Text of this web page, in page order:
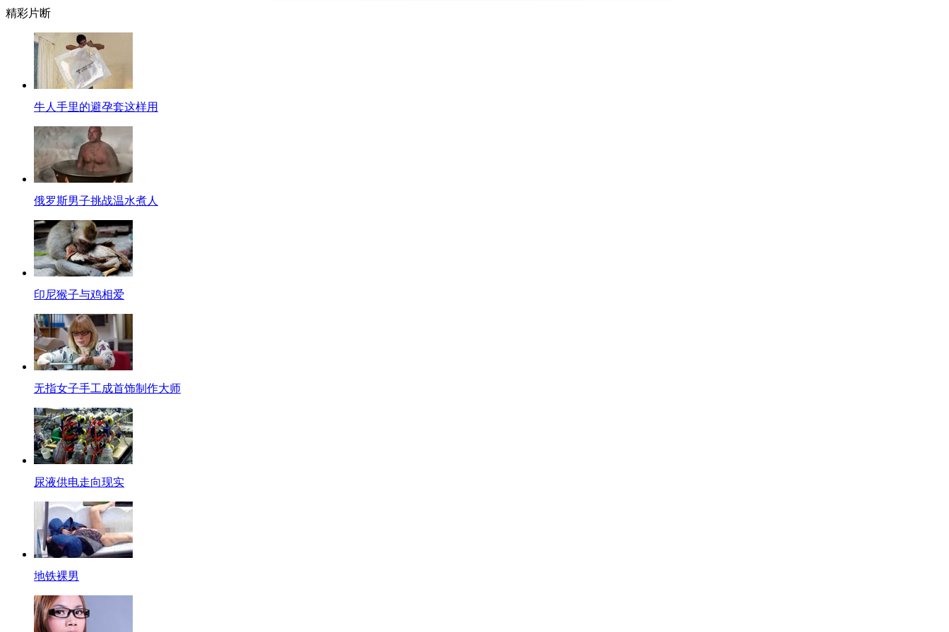
伤心时摸摸柔软的东西
伤心时，很多人都会自然抱起一个软绵绵的东西，如枕头、娃娃。抚摸一些柔软的物品能让人变得放松。美国宾夕法尼亚州斯克兰顿大学研究发现，抚摸小猫小狗的背，可以降低血压，使脉搏跳动更正常，从而降低压力水平，有助于赶跑
焦虑等不良情绪。奇怪了，女生作为一个自带"柔软"东西的物种，为什么她们还经常伤心啊...哪像男生，去哪儿找柔软的东西啊！看来是时候找个女朋友了...
2035世界上将没有贫穷
其实各行各业都想要涨薪，问题的关键不是涨工资，而是降物价。工资追不上物价，怎么涨你都是穷人。微软创始人世界首富比尔盖茨近日在接受采访时表示到2035年，世界上将几乎没有贫穷的国家，那些贫穷的国家将会从富裕的邻国伙
伴们的创新受益。强烈怀疑盖茨先生是否偷偷加入了中国国籍，说话的口气听起来这么像"有关部门"，比如：2035年解决一票难求的问题...不知道2035年是贫穷的国家都挂掉了还是只有贫穷的人了...咱们还是讨论一下2035年能否有不蓝屏的
女子分手增肥19公斤
相爱过的人可以有那么大的仇？英国女子路易丝•麦克尔希尼由于害怕主动跟男友提分手，于是拼命增肥，好让男友主动甩了她！他们在一起的最后四个月，她胖了整整19公斤;现在37岁的她又成功了，体重再次减到70公斤！一个对自己体
重都能如此精确控制的女人分开也罢，这种女人啥事儿干不出来？分了就分了，太吓人了。呱呱只知道增肥的方法，从不知减肥的方法啊！
【地球很忙】
【口播】忙忙忙，地球很忙，世界每天都在震动挡，近日世界各地又有哪些新鲜事发生，赶快来看地球很忙。
【33岁男子与雌虎结缘 形影不离】
据英国《每日邮报》报道，印尼33岁男子Sholeh与一只孟加拉雌虎结下不解之缘，成为最好朋友。他们几乎形影不离，另不少人又羡慕又担心。而他们之间究竟有什么故事，也成为人们感兴趣的话题。
样，来一套？
【马尔代夫海滩发光浮游植物造奇景】
你可能见过夜空中发光的萤火虫，可是你见过夜里会发光的神奇海滩吗？近日，在马尔代夫的海滩上，一位正在度蜜月的摄影师拍下了会发光的海岸线这一神奇景象。这一奇观是由于近海域会发出生物荧光的浮游植物受到海浪的冲击产生
纽约库伯联合大学的一名艺术系男生为了表现“女人如何让自己更富有吸引力”这一主题，戴上假发化着浓妆，装扮成其母亲年轻时的模样，并拍下了一组半裸自拍照，名为《某地的某个女孩》。该学生名叫福尔图纳托•卡斯特罗。他
说，“我想保护妈妈，而让这些照片能够真正反映事实是很重要的，因为我不完美，妈妈也不完美，这些照片也是如此。
【口播】好了，以上就是今天节目的全部内容，感谢收看。更多精彩新闻请点击《中国新闻网》再见！
精彩片断
牛人手里的避孕套这样用
俄罗斯男子挑战温水煮人
印尼猴子与鸡相爱
无指女子手工成首饰制作大师
尿液供电走向现实
地铁裸男